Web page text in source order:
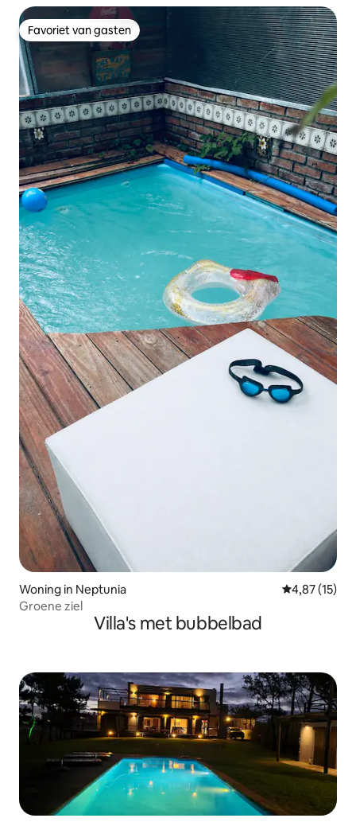
Favoriet van gasten
Favoriet van gasten
Woning in Neptunia Gemiddelde
4,87 (15)
Groene ziel
Villa's met bubbelbad